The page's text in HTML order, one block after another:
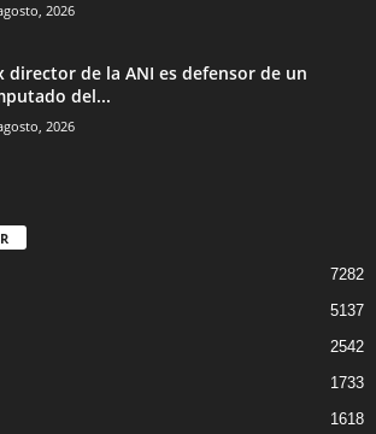
2026
director de la ANI es defensor de un
del...
2026
7282
5137
2542
1733
1618